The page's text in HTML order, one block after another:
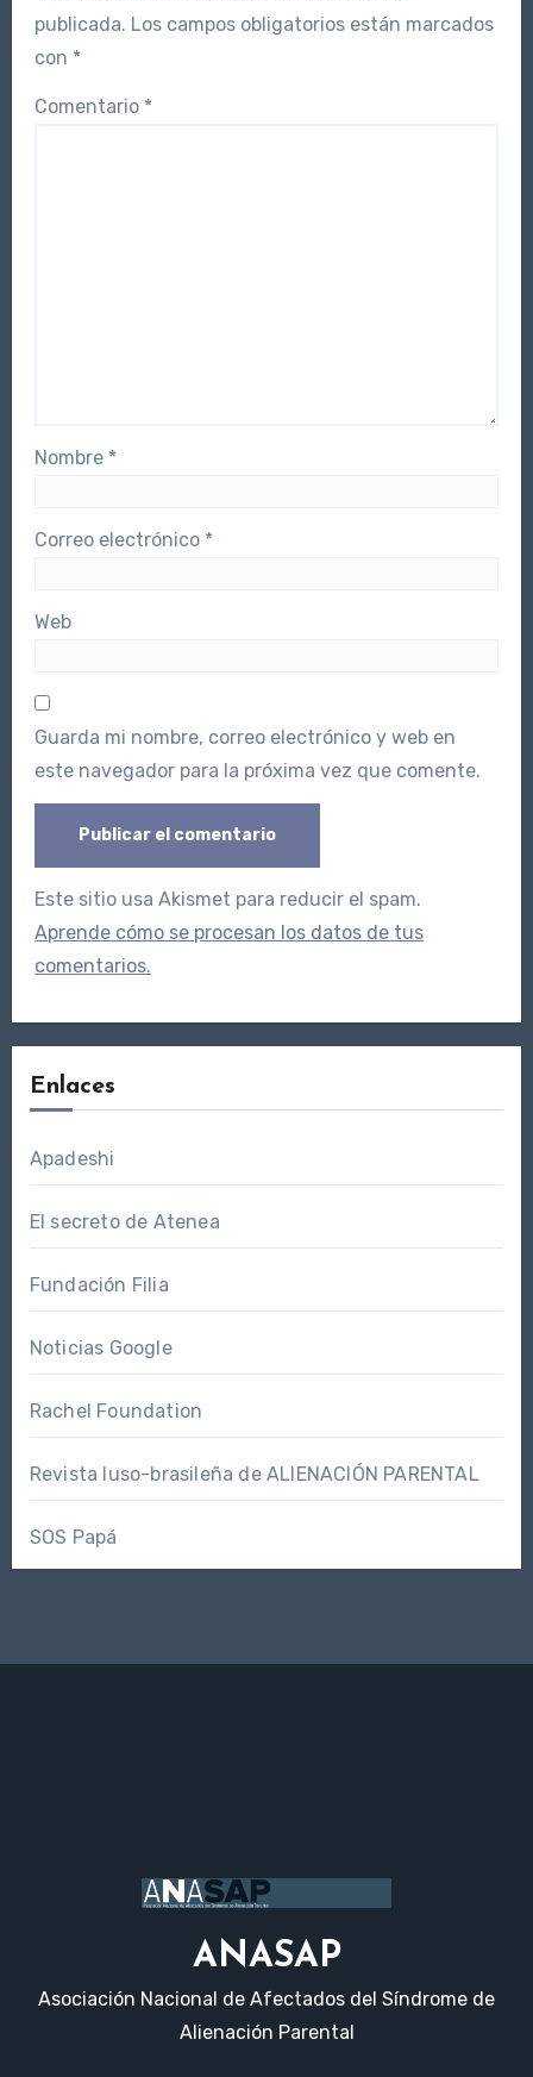
publicada. Los campos obligatorios están marcados
con *
Comentario *
Nombre *
Correo electrónico *
Web
Guarda mi nombre, correo electrónico y web en
este navegador para la próxima vez que comente.
Este sitio usa Akismet para reducir el spam.
Aprende cómo se procesan los datos de tus
comentarios.
Enlaces
Apadeshi
El secreto de Atenea
Fundación Filia
Noticias Google
Rachel Foundation
Revista luso-brasileña de ALIENACIÓN PARENTAL
SOS Papá
ANASAP
Asociación Nacional de Afectados del Síndrome de
Alienación Parental